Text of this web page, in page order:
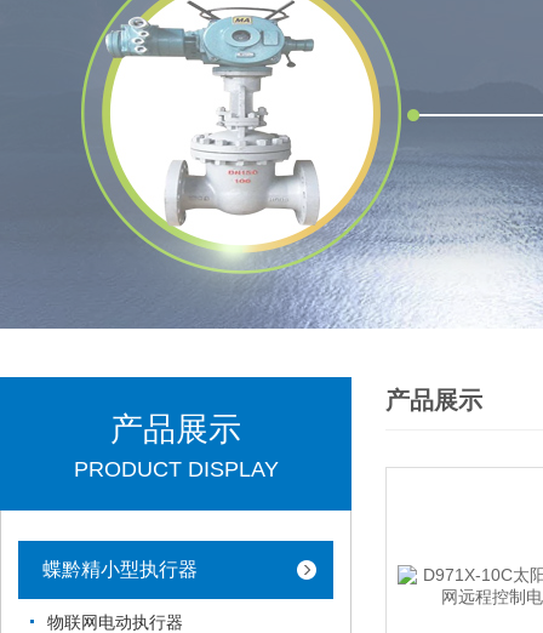
产品展示
PRODUCT DISPLAY
蝶黔精小型执行器
物联网电动执行器
产品展示